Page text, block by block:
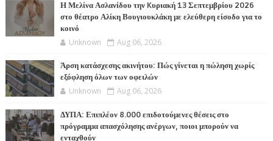
Η Μελίνα Ασλανίδου την Kυριακή 13 Σεπτεμβρίου 2026
στο θέατρο Αλίκη Βουγιουκλάκη με ελεύθερη είσοδο για το
κοινό
Unknown Aug 06, 2026
Άρση κατάσχεσης ακινήτου: Πώς γίνεται η πώληση χωρίς
εξόφληση όλων των οφειλών
Unknown Aug 06, 2026
ΔΥΠΑ: Επιπλέον 8.000 επιδοτούμενες θέσεις στο
πρόγραμμα απασχόλησης ανέργων, ποιοι μπορούν να
ενταχθούν